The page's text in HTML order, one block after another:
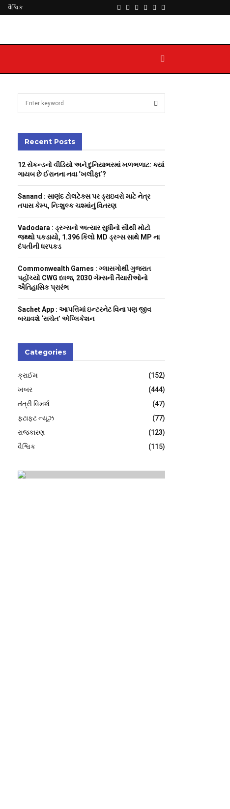
વૈશ્વિક Facebook
TwitterInstagram
YoutubeTelegram
h
f
o
A
Recent Posts
12 સેકન્ડનો વીડિયો અને દુનિયાભરમાં ખળભળાટ: ક્યાં
ગાયબ છે ઈરાનના નવા ‘ખલીફા’?
Sanand : સાણંદ ટોલટેક્સ પર ડ્રાઇવરો માટે નેત્ર
તપાસ કેમ્પ, નિઃશુલ્ક ચશ્માંનું વિતરણ
Vadodara : ડ્રગ્સનો અત્યાર સુધીનો સૌથી મોટો
જથ્થો પકડાયો, 1.396 કિલો MD ડ્રગ્સ સાથે MP ના
દંપતીની ધરપકડ
Commonwealth Games : ગ્લાસગોથી ગુજરાત
પહોંચ્યો CWG ધ્વજ, 2030 ગેમ્સની તૈયારીઓનો
ઐતિહાસિક પ્રારંભ
Sachet App : આપત્તિમાં ઇન્ટરનેટ વિના પણ જીવ
બચાવશે ‘સચેત’ એપ્લિકેશન
Categories
ક્રાઈમ
(152)
ખબર
(444)
તંત્રી વિમર્શ
(47)
ફટાફટ ન્યૂઝ
(77)
રાજકારણ
(123)
વૈશ્વિક
(115)